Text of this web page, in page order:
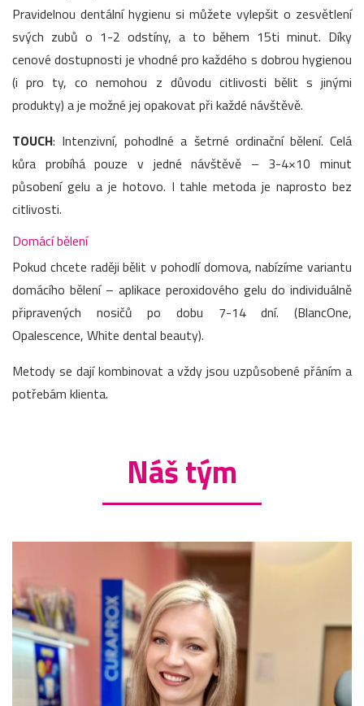
Pravidelnou dentální hygienu si můžete vylepšit o zesvětlení
svých zubů o 1-2 odstíny, a to během 15ti minut. Díky
cenové dostupnosti je vhodné pro každého s dobrou hygienou
(i pro ty, co nemohou z důvodu citlivosti bělit s jinými
produkty) a je možné jej opakovat při každé návštěvě.
TOUCH: Intenzivní, pohodlné a šetrné ordinační bělení. Celá
kůra probíhá pouze v jedné návštěvě – 3-4×10 minut
působení gelu a je hotovo. I tahle metoda je naprosto bez
citlivosti.
Domácí bělení
Pokud chcete raději bělit v pohodlí domova, nabízíme variantu
domácího bělení – aplikace peroxidového gelu do individuálně
připravených nosičů po dobu 7-14 dní. (BlancOne,
Opalescence, White dental beauty).
Metody se dají kombinovat a vždy jsou uzpůsobené přáním a
potřebám klienta.
Náš tým